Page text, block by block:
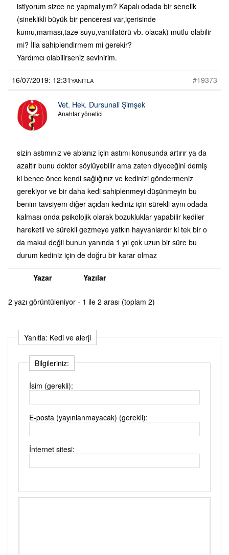
istiyorum sizce ne yapmalıyım? Kapalı odada bir senelik
(sineklikli büyük bir penceresi var,içerisinde
kumu,maması,taze suyu,vantilatörü vb. olacak) mutlu olabilir
mi? İlla sahiplendirmem mi gerekir?
Yardımcı olabilirseniz sevinirim.
16/07/2019: 12:31 #19373
YANITLA
Vet. Hek. Dursunali Şimşek
Anahtar yönetici
sizin astımınız ve ablanız için astımı konusunda artırır ya da
azaltır bunu doktor söylüyebilir ama zaten diyeceğini demiş
ki bence önce kendi sağlığınız ve kedinizi göndermeniz
gerekiyor ve bir daha kedi sahiplenmeyi düşünmeyin bu
benim tavsiyem diğer açıdan kediniz için sürekli aynı odada
kalması onda psikolojik olarak bozukluklar yapabilir kediler
hareketli ve sürekli gezmeye yatkın hayvanlardır ki tek bir o
da makul değil bunun yanında 1 yıl çok uzun bir süre bu
durum kediniz için de doğru bir karar olmaz
Yazar Yazılar
2 yazı görüntüleniyor - 1 ile 2 arası (toplam 2)
Yanıtla: Kedi ve alerji
Bilgileriniz:
İsim (gerekli):
E-posta (yayınlanmayacak) (gerekli):
İnternet sitesi: